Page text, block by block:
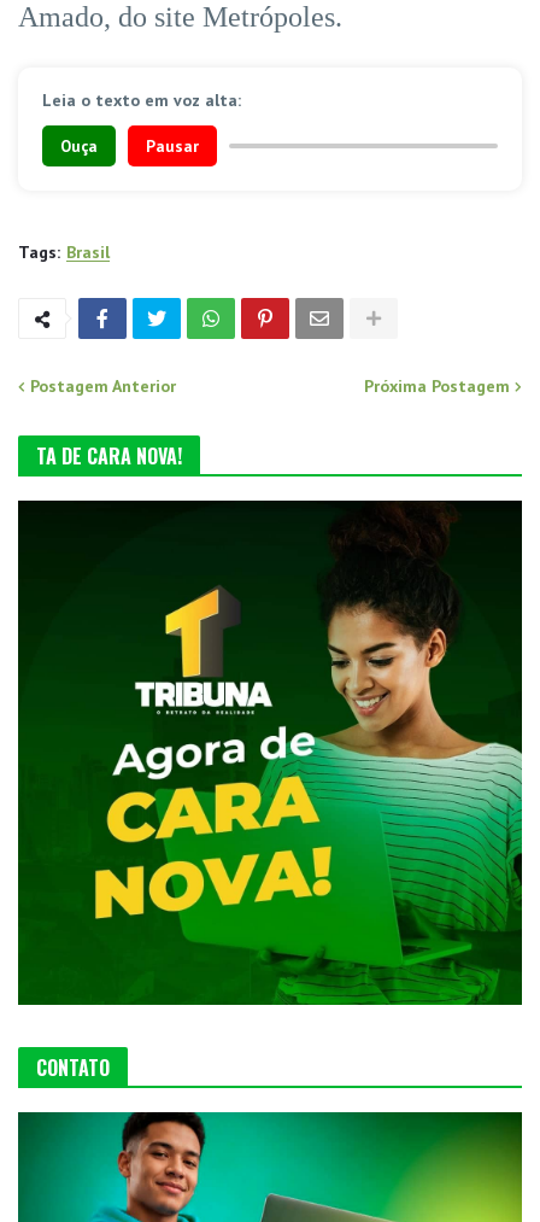
Amado, do site Metrópoles.
Leia o texto em voz alta:
Ouça Pausar
Tags: Brasil
Postagem Anterior Próxima Postagem
TA DE CARA NOVA!
CONTATO